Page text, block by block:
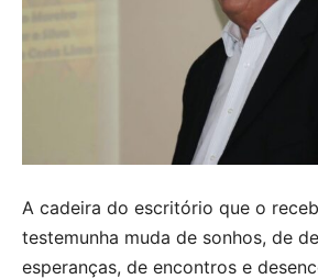
A cadeira do escritório que o
testemunha muda de sonhos, de
esperanças, de encontros e